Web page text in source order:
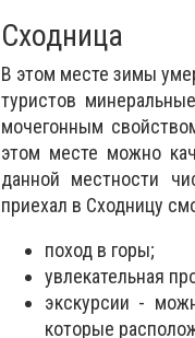
Сходница
В этом месте зимы
туристов
мочегонным
этом месте можно
данной местности
приехал в Сходницу
поход в горы;
увлекательная
экскурсии -
которые